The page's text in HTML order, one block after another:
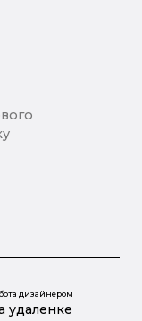
дизайнером
удаленке